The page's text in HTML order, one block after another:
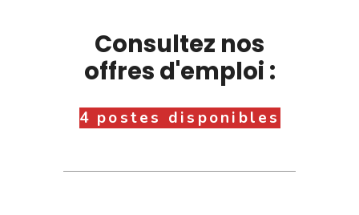
Consultez nos
offres d'emploi :
4 postes disponibles